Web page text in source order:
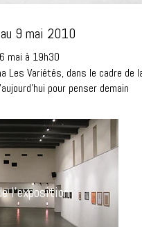
mai à 19h30
Les Variétés, dans le cadre de
pour penser demain
9 mai 2010
l'exposition